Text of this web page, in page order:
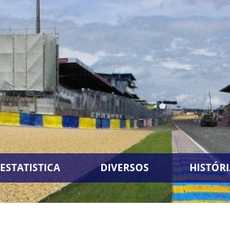
ESTATISTICA DIVERSOS